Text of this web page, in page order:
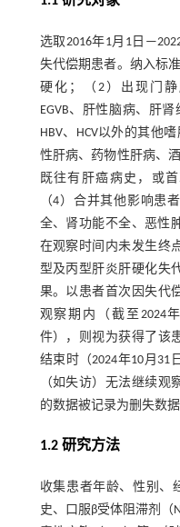
选取2016年1月1日
失代偿期患者。纳入标
硬化；（2）出现门
EGVB、肝性脑病、肝
HBV、HCV以外的其他
性肝病、药物性肝病、
既往有肝癌病史，或
（4）合并其他影响患
全、肾功能不全、恶性
在观察时间内未发生终
型及丙型肝炎肝硬化失
果。以患者首次因失代
观察期内（截至2024
件），则视为获得了该
结束时（2024年10月31
（如失访）无法继续观
的数据被记录为删失数据
1.2 研究方法
收集患者年龄、性别、
史、口服β受体阻滞剂（